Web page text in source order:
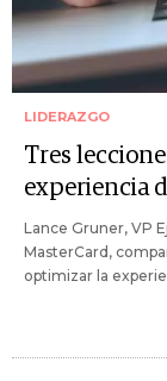
LIDERAZGO
Tres
experiencia
Lance Gruner, VP
MasterCard,
optimizar la